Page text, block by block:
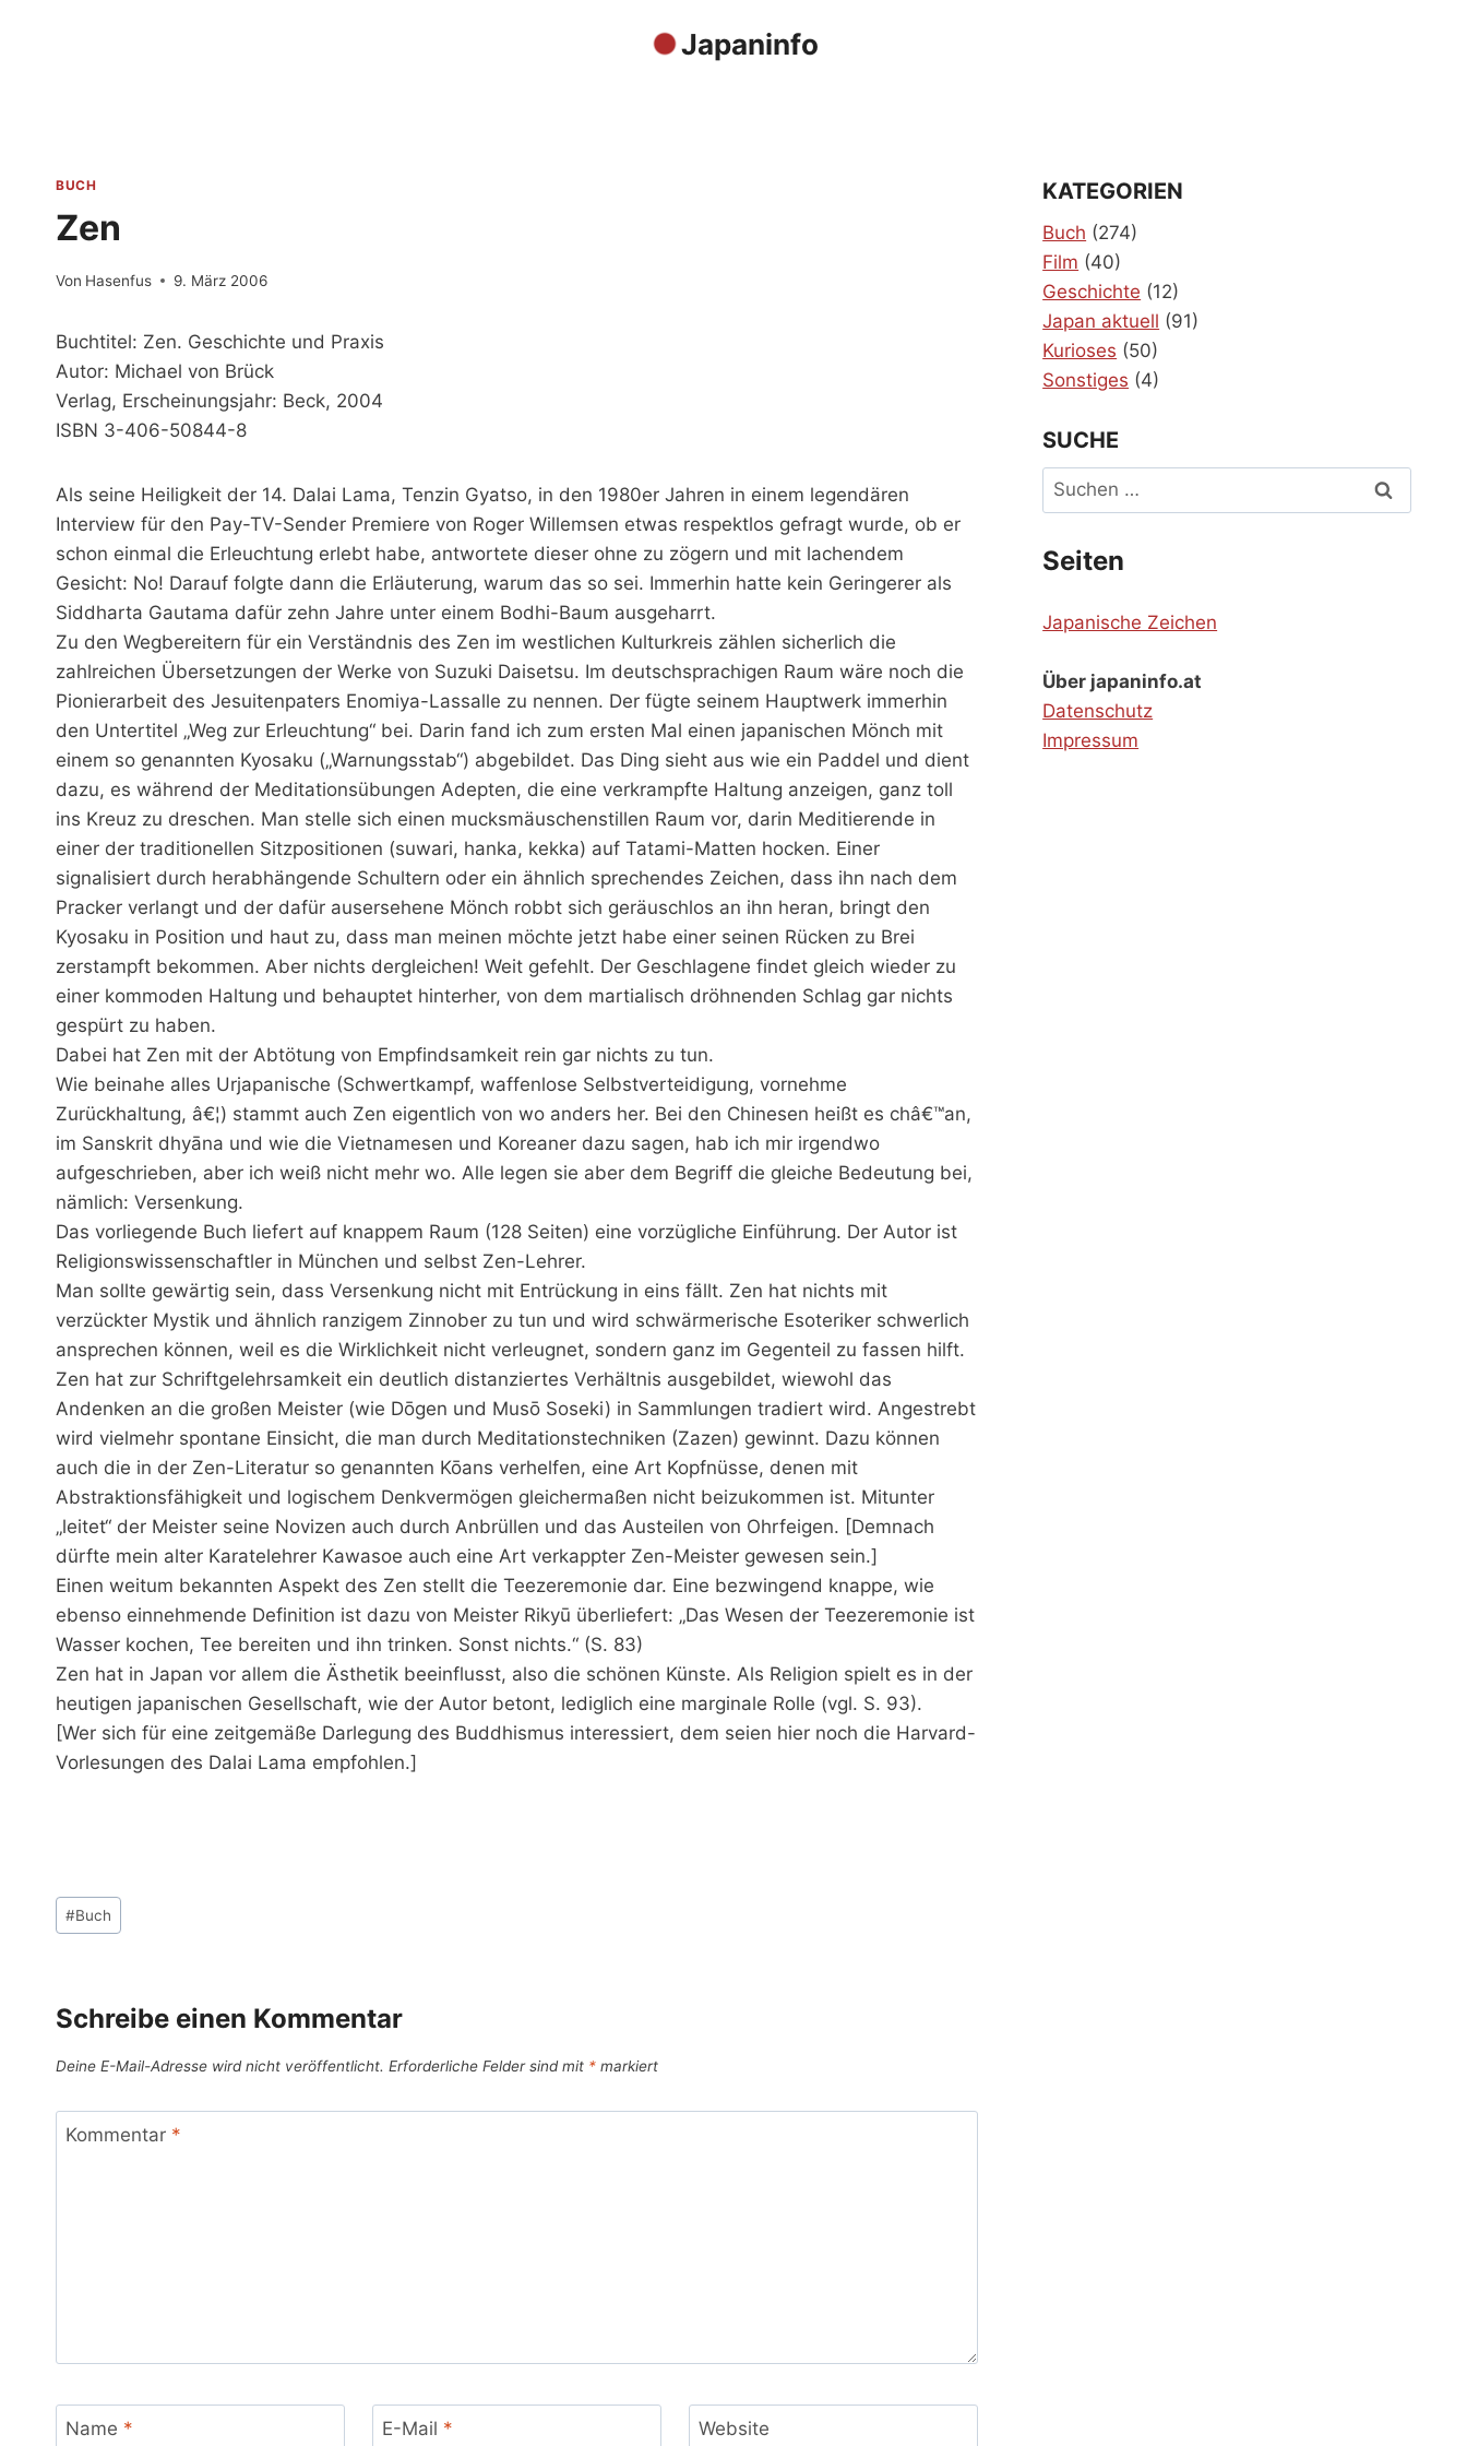
Japaninfo
BUCH
Zen
Von Hasenfus 9. März 2006
Buchtitel: Zen. Geschichte und Praxis
Autor: Michael von Brück
Verlag, Erscheinungsjahr: Beck, 2004
ISBN 3-406-50844-8
Als seine Heiligkeit der 14. Dalai Lama, Tenzin Gyatso, in den 1980er Jahren in einem legendären
Interview für den Pay-TV-Sender Premiere von Roger Willemsen etwas respektlos gefragt wurde, ob er
schon einmal die Erleuchtung erlebt habe, antwortete dieser ohne zu zögern und mit lachendem
Gesicht: No! Darauf folgte dann die Erläuterung, warum das so sei. Immerhin hatte kein Geringerer als
Siddharta Gautama dafür zehn Jahre unter einem Bodhi-Baum ausgeharrt.
Zu den Wegbereitern für ein Verständnis des Zen im westlichen Kulturkreis zählen sicherlich die
zahlreichen Übersetzungen der Werke von Suzuki Daisetsu. Im deutschsprachigen Raum wäre noch die
Pionierarbeit des Jesuitenpaters Enomiya-Lassalle zu nennen. Der fügte seinem Hauptwerk immerhin
den Untertitel „Weg zur Erleuchtung“ bei. Darin fand ich zum ersten Mal einen japanischen Mönch mit
einem so genannten Kyosaku („Warnungsstab“) abgebildet. Das Ding sieht aus wie ein Paddel und dient
dazu, es während der Meditationsübungen Adepten, die eine verkrampfte Haltung anzeigen, ganz toll
ins Kreuz zu dreschen. Man stelle sich einen mucksmäuschenstillen Raum vor, darin Meditierende in
einer der traditionellen Sitzpositionen (suwari, hanka, kekka) auf Tatami-Matten hocken. Einer
signalisiert durch herabhängende Schultern oder ein ähnlich sprechendes Zeichen, dass ihn nach dem
Pracker verlangt und der dafür ausersehene Mönch robbt sich geräuschlos an ihn heran, bringt den
Kyosaku in Position und haut zu, dass man meinen möchte jetzt habe einer seinen Rücken zu Brei
zerstampft bekommen. Aber nichts dergleichen! Weit gefehlt. Der Geschlagene findet gleich wieder zu
einer kommoden Haltung und behauptet hinterher, von dem martialisch dröhnenden Schlag gar nichts
gespürt zu haben.
Dabei hat Zen mit der Abtötung von Empfindsamkeit rein gar nichts zu tun.
Wie beinahe alles Urjapanische (Schwertkampf, waffenlose Selbstverteidigung, vornehme
Zurückhaltung, â€¦) stammt auch Zen eigentlich von wo anders her. Bei den Chinesen heißt es châ€™an,
im Sanskrit dhyāna und wie die Vietnamesen und Koreaner dazu sagen, hab ich mir irgendwo
aufgeschrieben, aber ich weiß nicht mehr wo. Alle legen sie aber dem Begriff die gleiche Bedeutung bei,
nämlich: Versenkung.
Das vorliegende Buch liefert auf knappem Raum (128 Seiten) eine vorzügliche Einführung. Der Autor ist
Religionswissenschaftler in München und selbst Zen-Lehrer.
Man sollte gewärtig sein, dass Versenkung nicht mit Entrückung in eins fällt. Zen hat nichts mit
verzückter Mystik und ähnlich ranzigem Zinnober zu tun und wird schwärmerische Esoteriker schwerlich
ansprechen können, weil es die Wirklichkeit nicht verleugnet, sondern ganz im Gegenteil zu fassen hilft.
Zen hat zur Schriftgelehrsamkeit ein deutlich distanziertes Verhältnis ausgebildet, wiewohl das
Andenken an die großen Meister (wie Dōgen und Musō Soseki) in Sammlungen tradiert wird. Angestrebt
wird vielmehr spontane Einsicht, die man durch Meditationstechniken (Zazen) gewinnt. Dazu können
auch die in der Zen-Literatur so genannten Kōans verhelfen, eine Art Kopfnüsse, denen mit
Abstraktionsfähigkeit und logischem Denkvermögen gleichermaßen nicht beizukommen ist. Mitunter
„leitet“ der Meister seine Novizen auch durch Anbrüllen und das Austeilen von Ohrfeigen. [Demnach
dürfte mein alter Karatelehrer Kawasoe auch eine Art verkappter Zen-Meister gewesen sein.]
Einen weitum bekannten Aspekt des Zen stellt die Teezeremonie dar. Eine bezwingend knappe, wie
ebenso einnehmende Definition ist dazu von Meister Rikyū überliefert: „Das Wesen der Teezeremonie ist
Wasser kochen, Tee bereiten und ihn trinken. Sonst nichts.“ (S. 83)
Zen hat in Japan vor allem die Ästhetik beeinflusst, also die schönen Künste. Als Religion spielt es in der
heutigen japanischen Gesellschaft, wie der Autor betont, lediglich eine marginale Rolle (vgl. S. 93).
[Wer sich für eine zeitgemäße Darlegung des Buddhismus interessiert, dem seien hier noch die Harvard-
Vorlesungen des Dalai Lama empfohlen.]
Schlagworte:
#Buch
Schreibe einen Kommentar
Deine E-Mail-Adresse wird nicht veröffentlicht. Erforderliche Felder sind mit * markiert
Kommentar *
Name * E-Mail * Website
KATEGORIEN
Buch (274)
Film (40)
Geschichte (12)
Japan aktuell (91)
Kurioses (50)
Sonstiges (4)
SUCHE
Suchen
nach:
Seiten
Japanische Zeichen
Über japaninfo.at
Datenschutz
Impressum